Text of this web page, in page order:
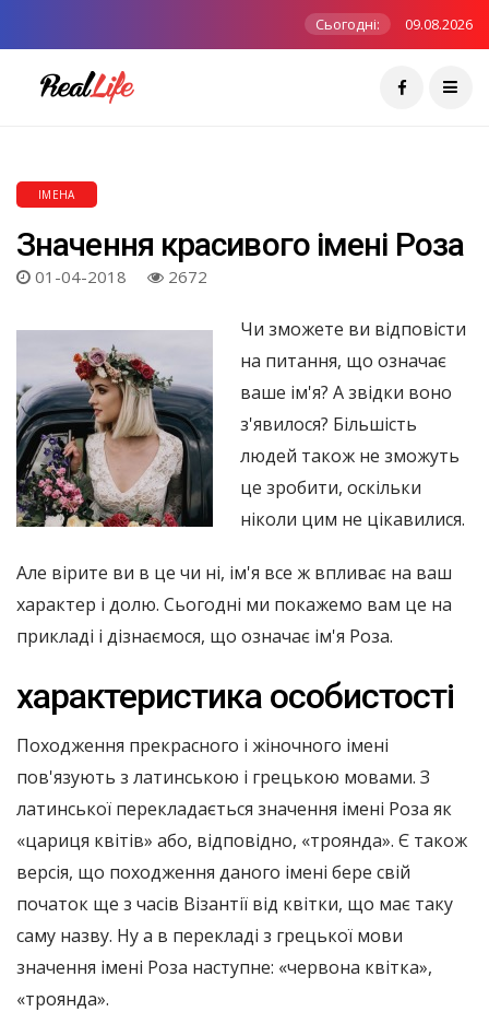
Сьогодні: 09.08.2026
ІМЕНА
Значення красивого імені Роза
01-04-2018 2672
Чи зможете ви відповісти
на питання, що означає
ваше ім'я? А звідки воно
з'явилося? Більшість
людей також не зможуть
це зробити, оскільки
ніколи цим не цікавилися.
Але вірите ви в це чи ні, ім'я все ж впливає на ваш
характер і долю. Сьогодні ми покажемо вам це на
прикладі і дізнаємося, що означає ім'я Роза.
характеристика особистості
Походження прекрасного і жіночного імені
пов'язують з латинською і грецькою мовами. З
латинської перекладається значення імені Роза як
«цариця квітів» або, відповідно, «троянда». Є також
версія, що походження даного імені бере свій
початок ще з часів Візантії від квітки, що має таку
саму назву. Ну а в перекладі з грецької мови
значення імені Роза наступне: «червона квітка»,
«троянда».